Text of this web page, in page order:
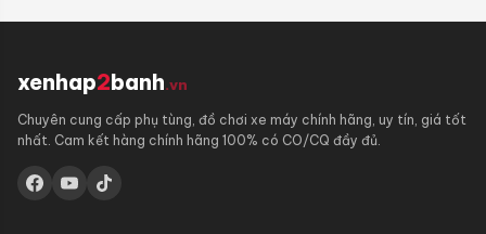
xenhap2banh.vn
Chuyên cung cấp phụ tùng, đồ chơi xe máy chính hãng, uy tín, giá tốt
nhất. Cam kết hàng chính hãng 100% có CO/CQ đầy đủ.